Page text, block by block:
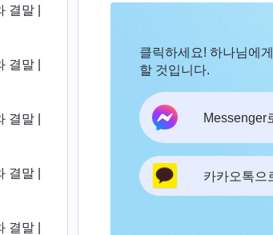
말 |
말 |
말 |
말 |
말 |
클릭하세요! 하나님에
할 것입니다.
Messenger
카카오톡으